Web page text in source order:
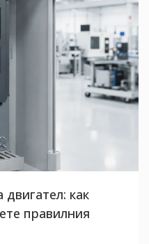
двигател: как
правилния